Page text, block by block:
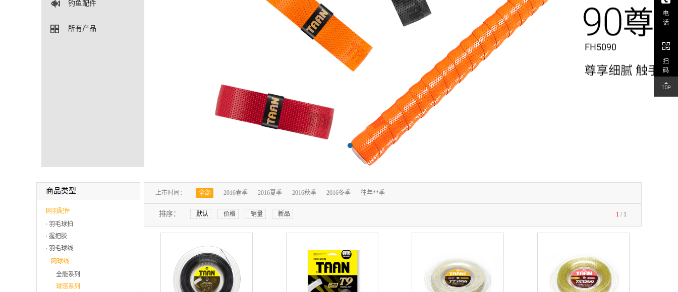
钓鱼配件
所有产品
商品类型
网羽配件
羽毛球拍
握把胶
羽毛球线
网球线
全能系列
球感系列
上市时间： 全部 2016春季 2016夏季 2016秋季 2016冬季 往年**季
排序： 默认 价格 销量 新品 1 / 1
电
话
扫
码